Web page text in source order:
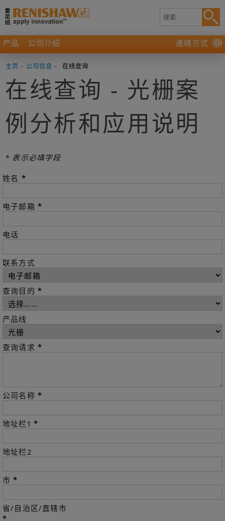
产品 公司介绍 連絡方式
主页 - 公司信息 - 在线查询
在线查询 - 光栅案
例分析和应用说明
* 表示必填字段
姓名 *
电子邮箱 *
电话
联系方式
查询目的 *
产品线
查询请求 *
公司名称 *
地址栏1 *
地址栏2
市*
省/自治区/直辖市
*